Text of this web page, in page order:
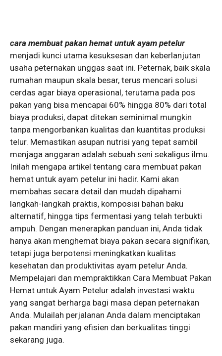
cara membuat pakan hemat untuk ayam petelur
menjadi kunci utama kesuksesan dan keberlanjutan
usaha peternakan unggas saat ini. Peternak, baik skala
rumahan maupun skala besar, terus mencari solusi
cerdas agar biaya operasional, terutama pada pos
pakan yang bisa mencapai 60% hingga 80% dari total
biaya produksi, dapat ditekan seminimal mungkin
tanpa mengorbankan kualitas dan kuantitas produksi
telur. Memastikan asupan nutrisi yang tepat sambil
menjaga anggaran adalah sebuah seni sekaligus ilmu.
Inilah mengapa artikel tentang cara membuat pakan
hemat untuk ayam petelur ini hadir. Kami akan
membahas secara detail dan mudah dipahami
langkah-langkah praktis, komposisi bahan baku
alternatif, hingga tips fermentasi yang telah terbukti
ampuh. Dengan menerapkan panduan ini, Anda tidak
hanya akan menghemat biaya pakan secara signifikan,
tetapi juga berpotensi meningkatkan kualitas
kesehatan dan produktivitas ayam petelur Anda.
Mempelajari dan mempraktikkan Cara Membuat Pakan
Hemat untuk Ayam Petelur adalah investasi waktu
yang sangat berharga bagi masa depan peternakan
Anda. Mulailah perjalanan Anda dalam menciptakan
pakan mandiri yang efisien dan berkualitas tinggi
sekarang juga.